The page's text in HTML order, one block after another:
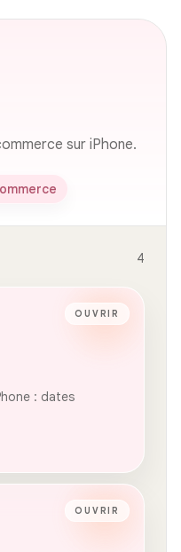
sur iPhone.
4
OUVRIR
: dates
OUVRIR